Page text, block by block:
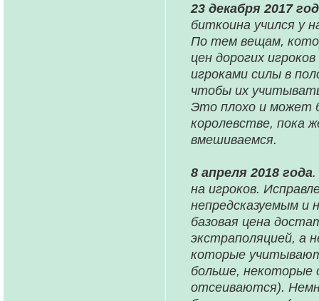
23 декабря 2017
биткоина учился у
По тем вещам,
цен дорогих
игроками силы в
чтобы их
Это плохо и может
королевстве, пока
вмешиваемся.
8 апреля 2018 года
на игроков.
непредсказуемым и
базовая цена
экстраполяцией, а
которые
больше, некоторые
отсеиваются).